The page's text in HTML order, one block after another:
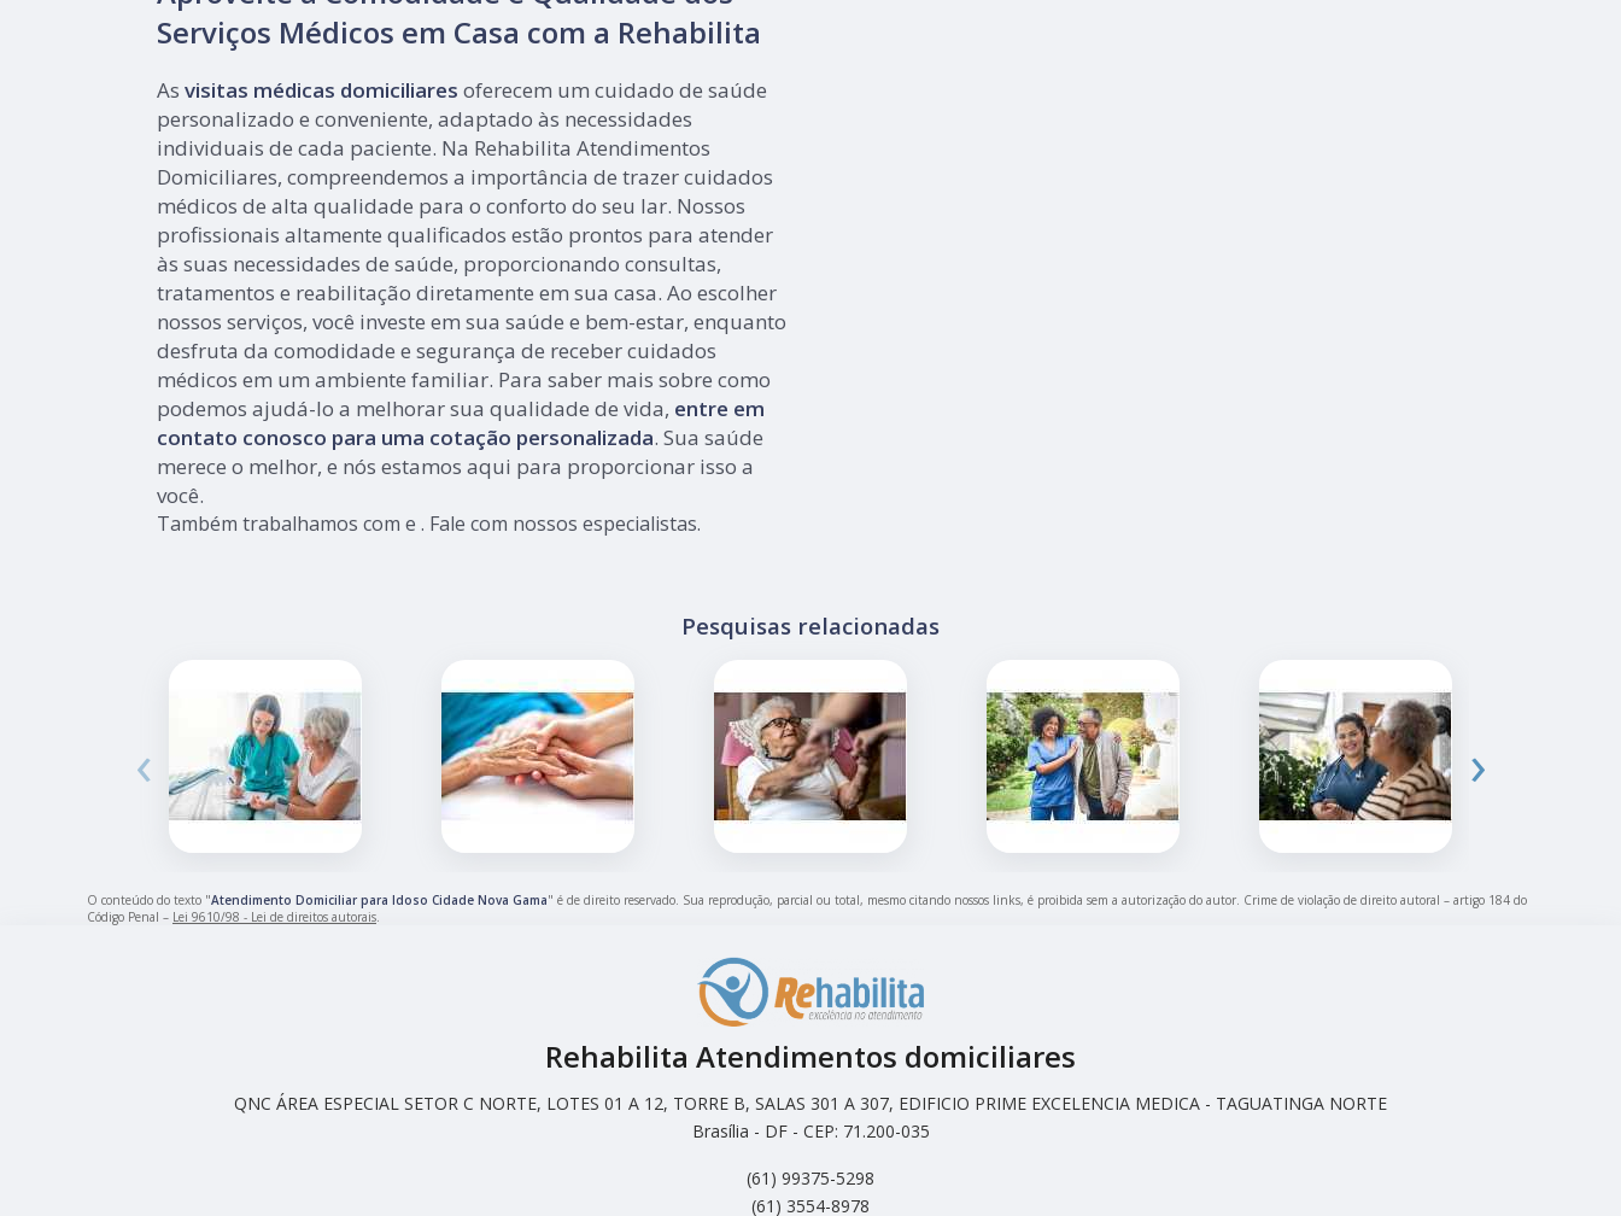
Serviços Médicos em Casa com a Rehabilita
As visitas médicas domiciliares oferecem um cuidado de saúde
personalizado e conveniente, adaptado às necessidades
individuais de cada paciente. Na Rehabilita Atendimentos
Domiciliares, compreendemos a importância de trazer cuidados
médicos de alta qualidade para o conforto do seu lar. Nossos
profissionais altamente qualificados estão prontos para atender
às suas necessidades de saúde, proporcionando consultas,
tratamentos e reabilitação diretamente em sua casa. Ao escolher
nossos serviços, você investe em sua saúde e bem-estar, enquanto
desfruta da comodidade e segurança de receber cuidados
médicos em um ambiente familiar. Para saber mais sobre como
podemos ajudá-lo a melhorar sua qualidade de vida, entre em
contato conosco para uma cotação personalizada. Sua saúde
merece o melhor, e nós estamos aqui para proporcionar isso a
você.
Também trabalhamos com e . Fale com nossos especialistas.
Pesquisas relacionadas
‹ ›
O conteúdo do texto "Atendimento Domiciliar para Idoso Cidade Nova Gama" é de direito reservado. Sua reprodução, parcial ou total, mesmo citando nossos links, é proibida sem a autorização do autor. Crime de violação de direito autoral – artigo 184 do
Código Penal – Lei 9610/98 - Lei de direitos autorais.
Rehabilita Atendimentos domiciliares
QNC ÁREA ESPECIAL SETOR C NORTE, LOTES 01 A 12, TORRE B, SALAS 301 A 307, EDIFICIO PRIME EXCELENCIA MEDICA - TAGUATINGA NORTE
Brasília - DF - CEP: 71.200-035
(61) 99375-5298
(61) 3554-8978